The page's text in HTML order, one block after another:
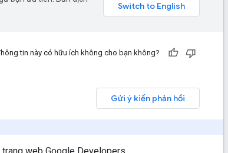
tin này có hữu ích không cho bạn không?
Gửi ý kiến phản hồi